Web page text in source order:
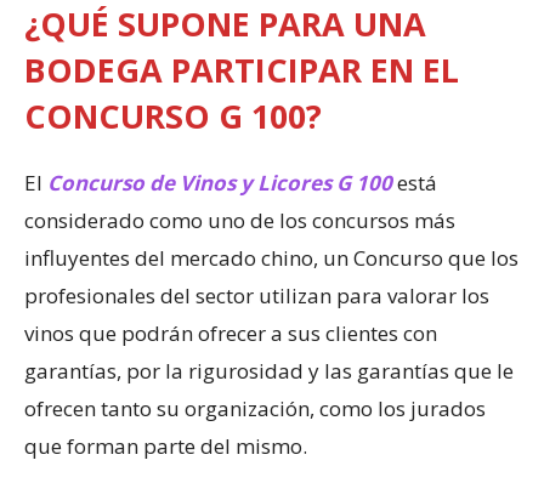
¿QUÉ SUPONE PARA UNA
BODEGA PARTICIPAR EN EL
CONCURSO G 100?
El Concurso de Vinos y Licores G 100está
considerado como uno de los concursos más
influyentes del mercado chino, un Concurso que los
profesionales del sector utilizan para valorar los
vinos que podrán ofrecer a sus clientes con
garantías, por la rigurosidad y las garantías que le
ofrecen tanto su organización, como los jurados
que forman parte del mismo.